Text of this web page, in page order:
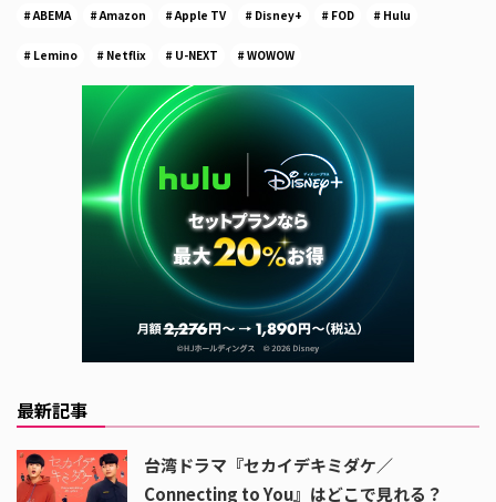
ABEMA Amazon Apple TV Disney+ FOD Hulu
Lemino Netflix U-NEXT WOWOW
最新記事
台湾ドラマ『セカイデキミダケ／
Connecting to You』はどこで見れる？